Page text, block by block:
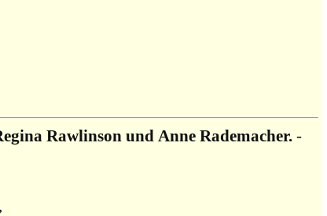
Rawlinson und Anne Rademacher. -